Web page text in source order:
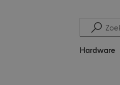
Hardware